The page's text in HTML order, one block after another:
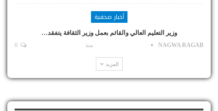
أخبار صحفية
وزير التعليم العالي والقائم بعمل وزير الثقافة يتفقد…
NAGWA RAGAB منذ
المزيد